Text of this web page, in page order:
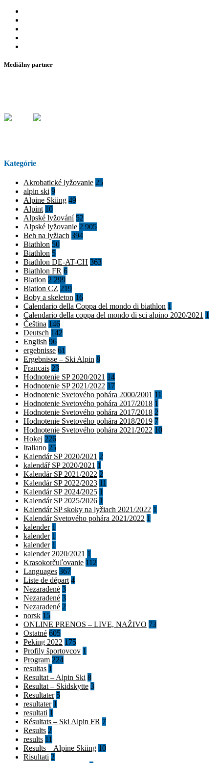
Mediálny partner
Kategórie
Akrobatické lyžovanie 25
alpin ski 9
Alpine Skiing 49
Alpint 10
Alpské lyžování 52
Alpské lyžovanie 2 905
Beh na lyžiach 394
Biathlon 50
Biathlon 5
Biathlon DE-AT-CH 363
Biathlon FR 6
Biatlon 2 299
Biatlon CZ 219
Boby a skeleton 16
Calendario della Coppa del mondo di biathlon 1
Calendario della coppa del mondo di sci alpino 2020/2021 1
Čeština 146
Deutsch 142
English 96
ergebnisse 61
Ergebnisse – Ski Alpin 8
Francais 23
Hodnotenie SP 2020/2021 14
Hodnotenie SP 2021/2022 17
Hodnotenie Svetového pohára 2000/2001 11
Hodnotenie Svetového pohára 2017/2018 1
Hodnotenie Svetového pohára 2017/2018 2
Hodnotenie Svetového pohára 2018/2019 7
Hodnotenie Svetového pohára 2021/2022 10
Hokej 226
Italiano 25
Kalendár SP 2020/2021 2
kalendář SP 2020/2021 1
Kalendár SP 2021/2022 2
Kalendár SP 2022/2023 11
Kalendár SP 2024/2025 1
Kalendár SP 2025/2026 1
Kalendár SP skoky na lyžiach 2021/2022 1
Kalendár Svetového pohára 2021/2022 1
kalender 1
kalender 1
kalender 1
kalender 2020/2021 1
Krasokorčuľovanie 112
Languages 367
Liste de départ 4
Nezaradené 3
Nezaradené 3
Nezaradené 2
norsk 15
ONLINE PRENOS – LIVE, NAŽIVO 73
Ostatné 605
Peking 2022 175
Profily športovcov 1
Program 224
resultas 1
Resultat – Alpin Ski 8
Resultat – Skidskytte 3
Resultater 5
resultater 1
resultati 1
Résultats – Ski Alpin FR 7
Results 2
results 11
Results – Alpine Skiing 10
Risultati 2